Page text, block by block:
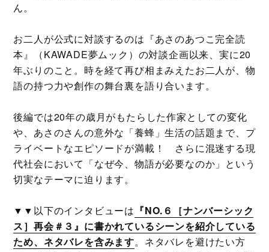
ん。
お二人が公式に対談するのは『あさのあつこ完全読
本』（KAWADE夢ムック）の対談企画以来、実に20
年ぶりのこと。時を経て再び相まみえたお二人が、物
語の持つ力や創作の舞台裏を語り合います。
後編では20年の歳月がもたらした作家としての変化
や、あさのさんの意外な「養蜂」生活の話題まで、プ
ライベートなエピソードが満載！ さらに混迷する現
代社会において「なぜ今、物語が必要なのか」という
切実なテーマに迫ります。
▼▼以下のインタビューは 『NO.６［ナンバーシック
ス］再会＃３』に書かれているシーンを紹介している
ため、ネタバレを含みます。ネタバレを避けたい方